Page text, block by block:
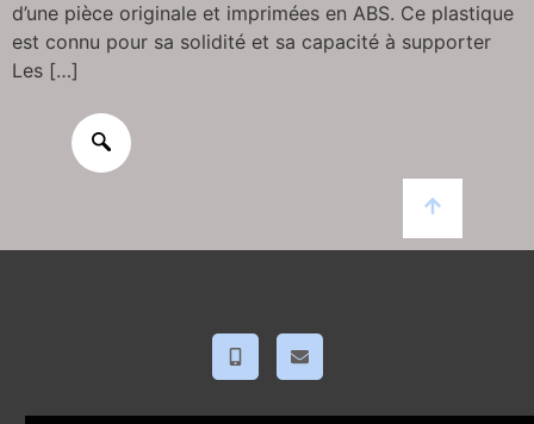
d’une pièce originale et imprimées en ABS. Ce plastique
est connu pour sa solidité et sa capacité à supporter
Les […]